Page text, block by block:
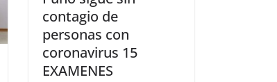
contagio de
personas con
coronavirus 15
EXAMENES